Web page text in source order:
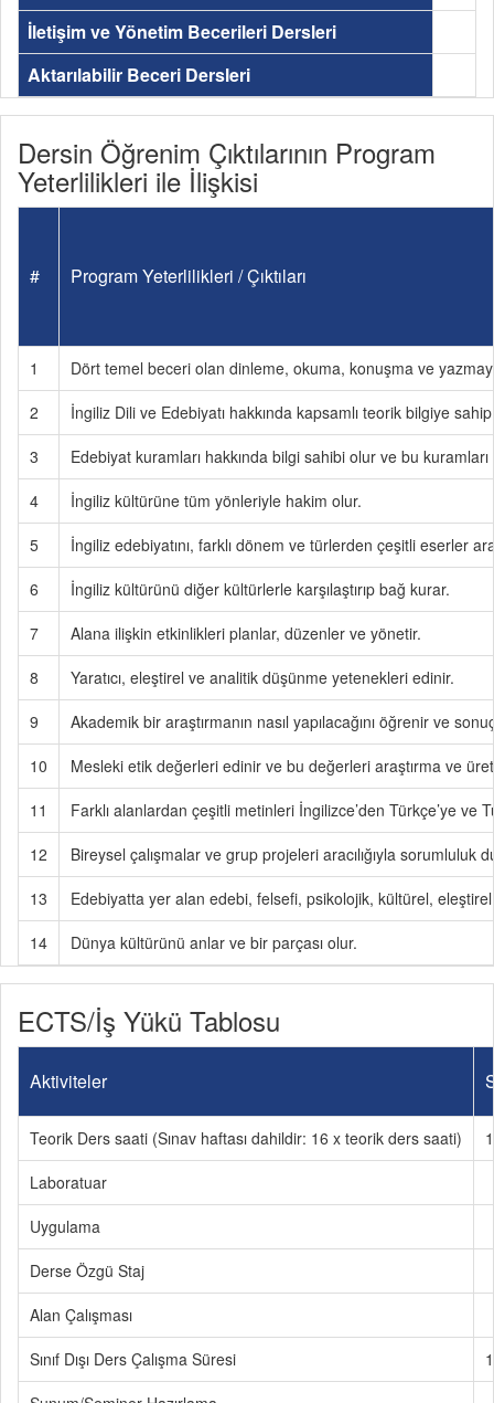
İletişim ve Yönetim Becerileri Dersleri
Aktarılabilir Beceri Dersleri
Dersin Öğrenim Çıktılarının Program
Yeterlilikleri ile İlişkisi
# Program Yeterlilikleri / Çıktıları
1
Dört temel beceri olan dinleme, okuma, konuşma ve
2
İngiliz Dili ve Edebiyatı hakkında kapsamlı teorik bilgiye
3
Edebiyat kuramları hakkında bilgi sahibi olur ve bu
4
İngiliz kültürüne tüm yönleriyle hakim olur.
5
İngiliz edebiyatını, farklı dönem ve türlerden çeşitli eserler
6
İngiliz kültürünü diğer kültürlerle karşılaştırıp bağ kurar.
7
Alana ilişkin etkinlikleri planlar, düzenler ve yönetir.
8
Yaratıcı, eleştirel ve analitik düşünme yetenekleri edinir.
9
Akademik bir araştırmanın nasıl yapılacağını öğrenir ve
10
Mesleki etik değerleri edinir ve bu değerleri araştırma ve
11
Farklı alanlardan çeşitli metinleri İngilizce’den Türkçe’ye ve
12
Bireysel çalışmalar ve grup projeleri aracılığıyla sorumluluk
13
Edebiyatta yer alan edebi, felsefi, psikolojik, kültürel,
14
Dünya kültürünü anlar ve bir parçası olur.
ECTS/İş Yükü Tablosu
Aktiviteler
Teorik Ders saati (Sınav haftası dahildir: 16 x teorik ders saati)
Laboratuar
Uygulama
Derse Özgü Staj
Alan Çalışması
Sınıf Dışı Ders Çalışma Süresi